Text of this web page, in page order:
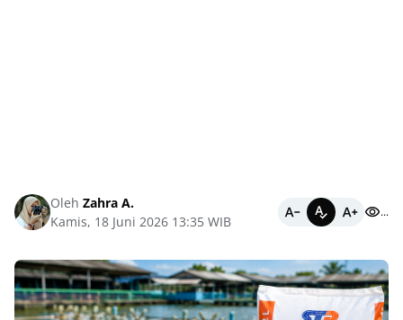
Oleh Zahra A.
Kamis, 18 Juni 2026 13:35 WIB
...